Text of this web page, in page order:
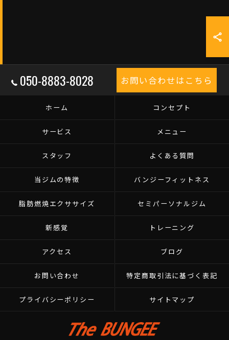
050-8883-8028 お問い合わせはこちら
ホーム コンセプト
サービス メニュー
スタッフ よくある質問
当ジムの特徴 バンジーフィットネス
脂肪燃焼エクササイズ セミパーソナルジム
新感覚 トレーニング
アクセス ブログ
お問い合わせ 特定商取引法に基づく表記
プライバシーポリシー サイトマップ